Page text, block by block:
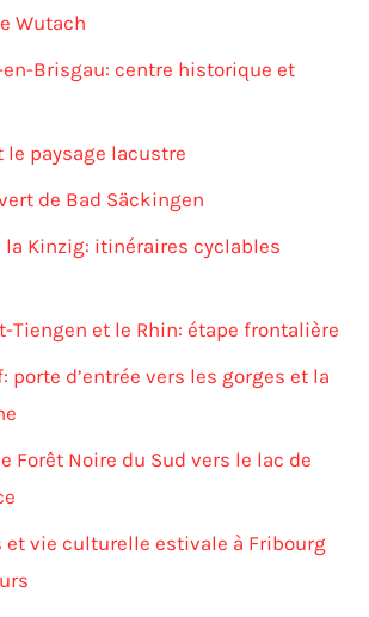
Wutach
Brisgau: centre historique et
le paysage lacustre
de Bad Säckingen
la Kinzig: itinéraires cyclables
Tiengen et le Rhin: étape frontalière
porte d’entrée vers les gorges et la
Forêt Noire du Sud vers le lac de
et vie culturelle estivale à Fribourg